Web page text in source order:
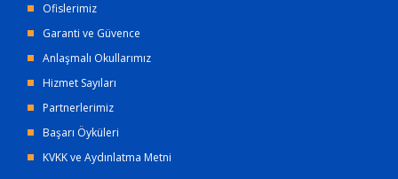
Ofislerimiz
Garanti ve Güvence
Anlaşmalı Okullarımız
Hizmet Sayıları
Partnerlerimiz
Başarı Öyküleri
KVKK ve Aydınlatma Metni